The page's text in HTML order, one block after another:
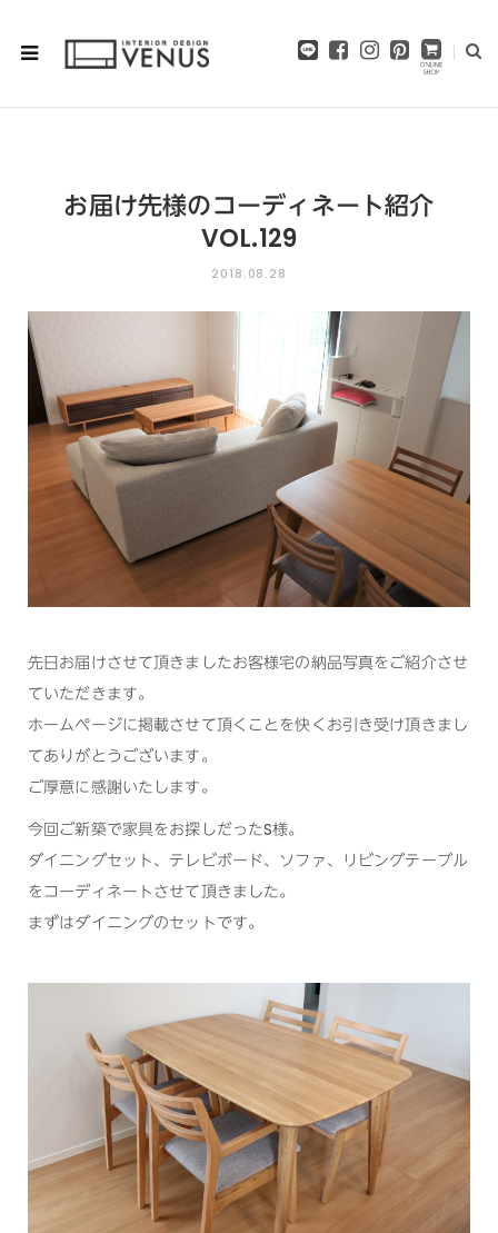
F
k
I
a
m
P
s
t
お届け先様のコーディネート紹介
VOL.129
2018.08.28
先日お届けさせて頂きましたお客様宅の納品写真をご紹介させ
ていただきます。
ホームページに掲載させて頂くことを快くお引き受け頂きまし
てありがとうございます。
ご厚意に感謝いたします。
今回ご新築で家具をお探しだったS様。
ダイニングセット、テレビボード、ソファ、リビングテーブル
をコーディネートさせて頂きました。
まずはダイニングのセットです。